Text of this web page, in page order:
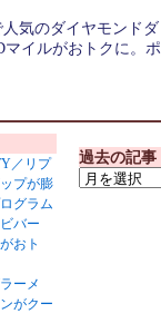
気のダイヤモンドダ
イルがおトクに。ポ
／リプ
プが膨
グラム
バー
おト
ーメ
がクー
過去の記事